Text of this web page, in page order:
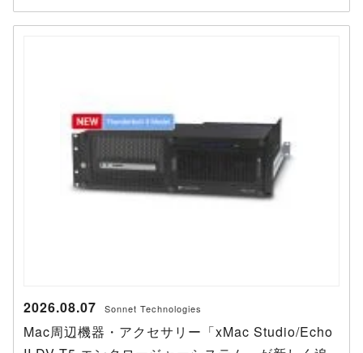
2026.08.07 Sonnet Technologies
Mac周辺機器・アクセサリー「xMac Studio/Echo